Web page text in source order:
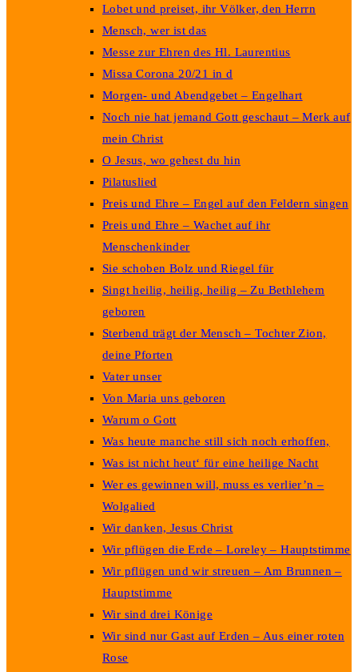
Lobet und preiset, ihr Völker, den Herrn
Mensch, wer ist das
Messe zur Ehren des Hl. Laurentius
Missa Corona 20/21 in d
Morgen- und Abendgebet – Engelhart
Noch nie hat jemand Gott geschaut – Merk auf
mein Christ
O Jesus, wo gehest du hin
Pilatuslied
Preis und Ehre – Engel auf den Feldern singen
Preis und Ehre – Wachet auf ihr
Menschenkinder
Sie schoben Bolz und Riegel für
Singt heilig, heilig, heilig – Zu Bethlehem
geboren
Sterbend trägt der Mensch – Tochter Zion,
deine Pforten
Vater unser
Von Maria uns geboren
Warum o Gott
Was heute manche still sich noch erhoffen,
Was ist nicht heut‘ für eine heilige Nacht
Wer es gewinnen will, muss es verlier’n –
Wolgalied
Wir danken, Jesus Christ
Wir pflügen die Erde – Loreley – Hauptstimme
Wir pflügen und wir streuen – Am Brunnen –
Hauptstimme
Wir sind drei Könige
Wir sind nur Gast auf Erden – Aus einer roten
Rose